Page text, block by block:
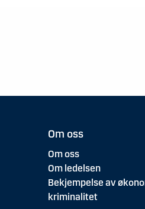
Om oss
Om oss
Om ledelsen
Bekjempelse av
kriminalitet